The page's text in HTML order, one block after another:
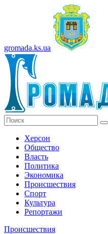
gromada.ks.ua
Херсон
Общество
Власть
Политика
Экономика
Происшествия
Спорт
Культура
Репортажи
Происшествия